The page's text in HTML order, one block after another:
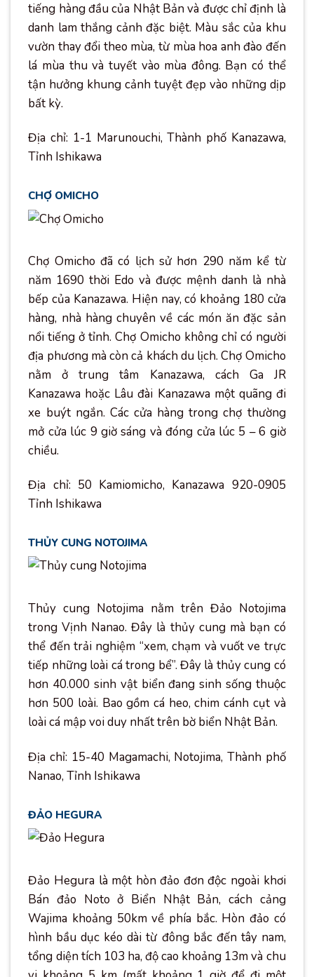
tiếng hàng đầu của Nhật Bản và được chỉ định là
danh lam thắng cảnh đặc biệt. Màu sắc của khu
vườn thay đổi theo mùa, từ mùa hoa anh đào đến
lá mùa thu và tuyết vào mùa đông. Bạn có thể
tận hưởng khung cảnh tuyệt đẹp vào những dịp
bất kỳ.
Địa chỉ: 1-1 Marunouchi, Thành phố Kanazawa,
Tỉnh Ishikawa
CHỢ OMICHO
Chợ Omicho đã có lịch sử hơn 290 năm kể từ
năm 1690 thời Edo và được mệnh danh là nhà
bếp của Kanazawa. Hiện nay, có khoảng 180 cửa
hàng, nhà hàng chuyên về các món ăn đặc sản
nổi tiếng ở tỉnh. Chợ Omicho không chỉ có người
địa phương mà còn cả khách du lịch. Chợ Omicho
nằm ở trung tâm Kanazawa, cách Ga JR
Kanazawa hoặc Lâu đài Kanazawa một quãng đi
xe buýt ngắn. Các cửa hàng trong chợ thường
mở cửa lúc 9 giờ sáng và đóng cửa lúc 5 – 6 giờ
chiều.
Địa chỉ: 50 Kamiomicho, Kanazawa 920-0905
Tỉnh Ishikawa
THỦY CUNG NOTOJIMA
Thủy cung Notojima nằm trên Đảo Notojima
trong Vịnh Nanao. Đây là thủy cung mà bạn có
thể đến trải nghiệm “xem, chạm và vuốt ve trực
tiếp những loài cá trong bể”. Đây là thủy cung có
hơn 40.000 sinh vật biển đang sinh sống thuộc
hơn 500 loài. Bao gồm cá heo, chim cánh cụt và
loài cá mập voi duy nhất trên bờ biển Nhật Bản.
Địa chỉ: 15-40 Magamachi, Notojima, Thành phố
Nanao, Tỉnh Ishikawa
ĐẢO HEGURA
Đảo Hegura là một hòn đảo đơn độc ngoài khơi
Bán đảo Noto ở Biển Nhật Bản, cách cảng
Wajima khoảng 50km về phía bắc. Hòn đảo có
hình bầu dục kéo dài từ đông bắc đến tây nam,
tổng diện tích 103 ha, độ cao khoảng 13m và chu